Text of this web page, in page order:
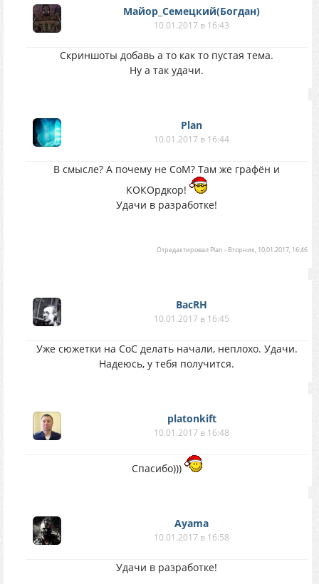
Майор_Семецкий(Богдан)
10.01.2017 в 16:43
Скриншоты добавь а то как то пустая тема.
Ну а так удачи.
Plan
10.01.2017 в 16:44
В смысле? А почему не CoM? Там же графён и
КОКОрдкор!
Удачи в разработке!
Отредактировал Plan - Вторник, 10.01.2017, 16:46
BacRH
10.01.2017 в 16:45
Уже сюжетки на CoC делать начали, неплохо. Удачи.
Надеюсь, у тебя получится.
platonkift
10.01.2017 в 16:48
Спасибо)))
Ayama
10.01.2017 в 16:58
Удачи в разработке!